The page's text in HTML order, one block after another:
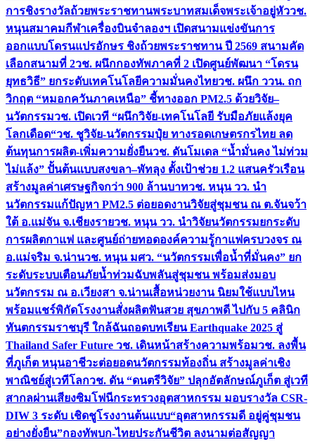
การชิงรางวัลถ้วยพระราชทานพระบาทสมเด็จพระเจ้าอยู่หัววช.
หนุนสมาคมกีฬาเครื่องบินจำลองฯ เปิดสนามแข่งขันการ
ออกแบบโดรนแปรอักษร ชิงถ้วยพระราชทาน ปี 2569 สนามคัด
เลือกสนามที่ 2วช. ผนึกกองทัพภาคที่ 2 เปิดศูนย์พัฒนา “โดรน
ยุทธวิธี” ยกระดับเทคโนโลยีความมั่นคงไทยวช. ผนึก ววน. ถก
วิกฤต “หมอกควันภาคเหนือ” ชี้ทางออก PM2.5 ด้วยวิจัย–
นวัตกรรมวช. เปิดเวที “ผนึกวิจัย-เทคโนโลยี รับมือภัยแล้งยุค
โลกเดือด“วช. ชูวิจัย-นวัตกรรมปุ๋ย ทางรอดเกษตรกรไทย ลด
ต้นทุนการผลิต-เพิ่มความยั่งยืนวช. ดันโมเดล “น้ำมั่นคง ไม่ท่วม
ไม่แล้ง” ปั้นต้นแบบสงขลา–พัทลุง ตั้งเป้าช่วย 1.2 แสนครัวเรือน
สร้างมูลค่าเศรษฐกิจกว่า 900 ล้านบาทวช. หนุน วว. นำ
นวัตกรรมแก้ปัญหา PM2.5 ต่อยอดงานวิจัยสู่ชุมชน ณ ต.จันจว้า
ใต้ อ.แม่จัน จ.เชียงรายวช. หนุน วว. นำวิจัยนวัตกรรมยกระดับ
การผลิตกาแฟ และศูนย์ถ่ายทอดองค์ความรู้กาแฟครบวงจร ณ
อ.แม่จริม จ.น่านวช. หนุน มศว. “นวัตกรรมเพื่อน้ำที่มั่นคง” ยก
ระดับระบบเตือนภัยน้ำท่วมฉับพลันสู่ชุมชน พร้อมส่งมอบ
นวัตกรรม ณ อ.เวียงสา จ.น่านเสื้อหน่วยงาน นิยมใช้แบบไหน
พร้อมแชร์พิกัดโรงงานสั่งผลิตฟันสวย สุขภาพดี ไปกับ 5 คลินิก
ทันตกรรมราชบุรี ใกล้ฉันถอดบทเรียน Earthquake 2025 สู่
Thailand Safer Future วช. เดินหน้าสร้างความพร้อมวช. ลงพื้น
ที่ภูเก็ต หนุนอาชีวะต่อยอดนวัตกรรมท้องถิ่น สร้างมูลค่าเชิง
พาณิชย์สู่เวทีโลกวช. ดัน “ดนตรีวิจัย” ปลุกอัตลักษณ์ภูเก็ต สู่เวที
สากลผ่านเสียงซิมโฟนีกระทรวงอุตสาหกรรม มอบรางวัล CSR-
DIW 3 ระดับ เชิดชูโรงงานต้นแบบ“อุตสาหกรรมดี อยู่คู่ชุมชน
อย่างยั่งยืน”กองทัพบก-ไทยประกันชีวิต ลงนามต่อสัญญา